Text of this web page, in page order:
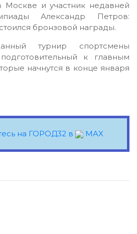
Москве и участник недавней
Александр Петров:
бронзовой награды.
турнир спортсмены
к главным
начнутся в конце января
на ГОРОД32 в MAX